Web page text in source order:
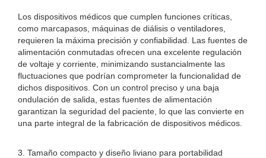
Los dispositivos médicos que cumplen funciones críticas,
como marcapasos, máquinas de diálisis o ventiladores,
requieren la máxima precisión y confiabilidad. Las fuentes de
alimentación conmutadas ofrecen una excelente regulación
de voltaje y corriente, minimizando sustancialmente las
fluctuaciones que podrían comprometer la funcionalidad de
dichos dispositivos. Con un control preciso y una baja
ondulación de salida, estas fuentes de alimentación
garantizan la seguridad del paciente, lo que las convierte en
una parte integral de la fabricación de dispositivos médicos.
3. Tamaño compacto y diseño liviano para portabilidad